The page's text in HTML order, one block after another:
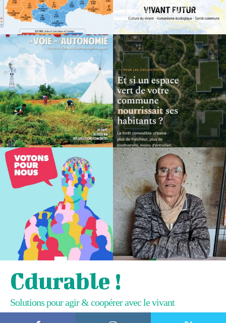
Cdurable !
Solutions pour agir & coopérer avec le vivant